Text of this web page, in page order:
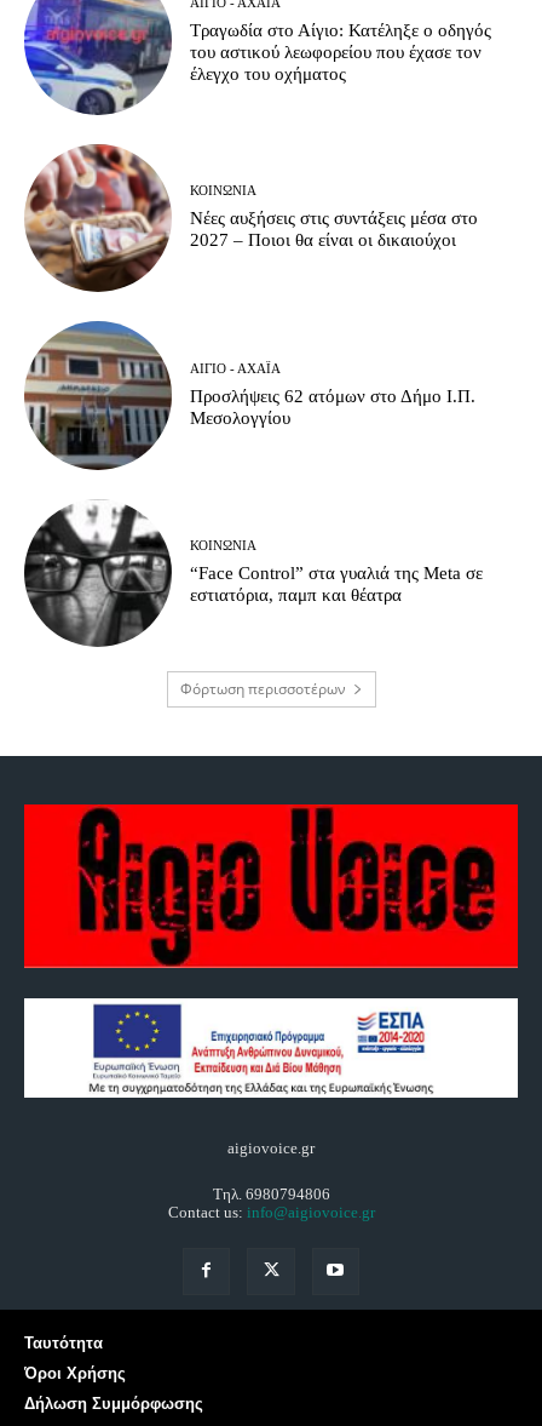
Τραγωδία στο Αίγιο: Κατέληξε ο οδηγός
του αστικού λεωφορείου που έχασε τον
έλεγχο του οχήματος
ΚΟΙΝΩΝΊΑ
Νέες αυξήσεις στις συντάξεις μέσα στο
2027 – Ποιοι θα είναι οι δικαιούχοι
ΑΊΓΙΟ - ΑΧΑΪ́Α
Προσλήψεις 62 ατόμων στο Δήμο Ι.Π.
Μεσολογγίου
ΚΟΙΝΩΝΊΑ
“Face Control” στα γυαλιά της Meta σε
εστιατόρια, παμπ και θέατρα
Φόρτωση περισσοτέρων
aigiovoice.gr
Τηλ. 6980794806
Contact us: info@aigiovoice.gr
Ταυτότητα
Όροι Χρήσης
Δήλωση Συμμόρφωσης